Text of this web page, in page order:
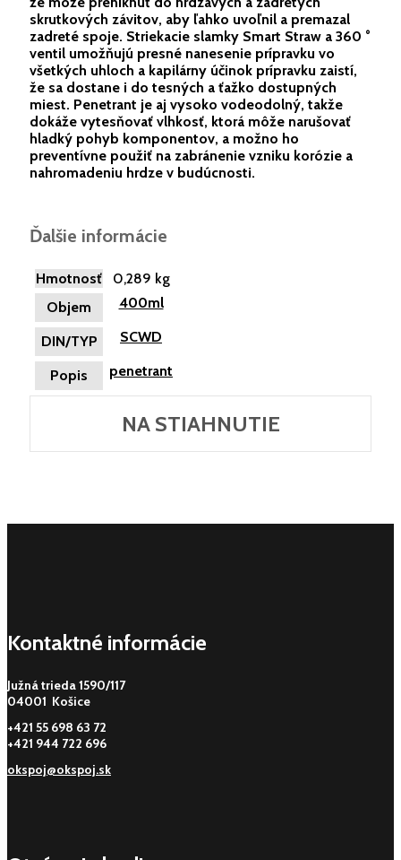
skrutkových závitov, aby ľahko uvoľnil a premazal
zadreté spoje. Striekacie slamky Smart Straw a 360 °
ventil umožňujú presné nanesenie prípravku vo
všetkých uhloch a kapilárny účinok prípravku zaistí,
že sa dostane i do tesných a ťažko dostupných
miest. Penetrant je aj vysoko vodeodolný, takže
dokáže vytesňovať vlhkosť, ktorá môže narušovať
hladký pohyb komponentov, a možno ho
preventívne použiť na zabránenie vzniku korózie a
nahromadeniu hrdze v budúcnosti.
Ďalšie informácie
Hmotnosť
0,289 kg
Objem
400ml
DIN/TYP SCWD
Popis penetrant
NA STIAHNUTIE
Kontaktné informácie
Južná trieda 1590/117
04001 Košice
+421 55 698 63 72
+421 944 722 696
okspoj@okspoj.sk